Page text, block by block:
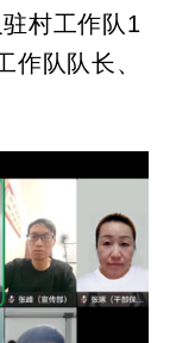
村工作队 1
作队 队长、